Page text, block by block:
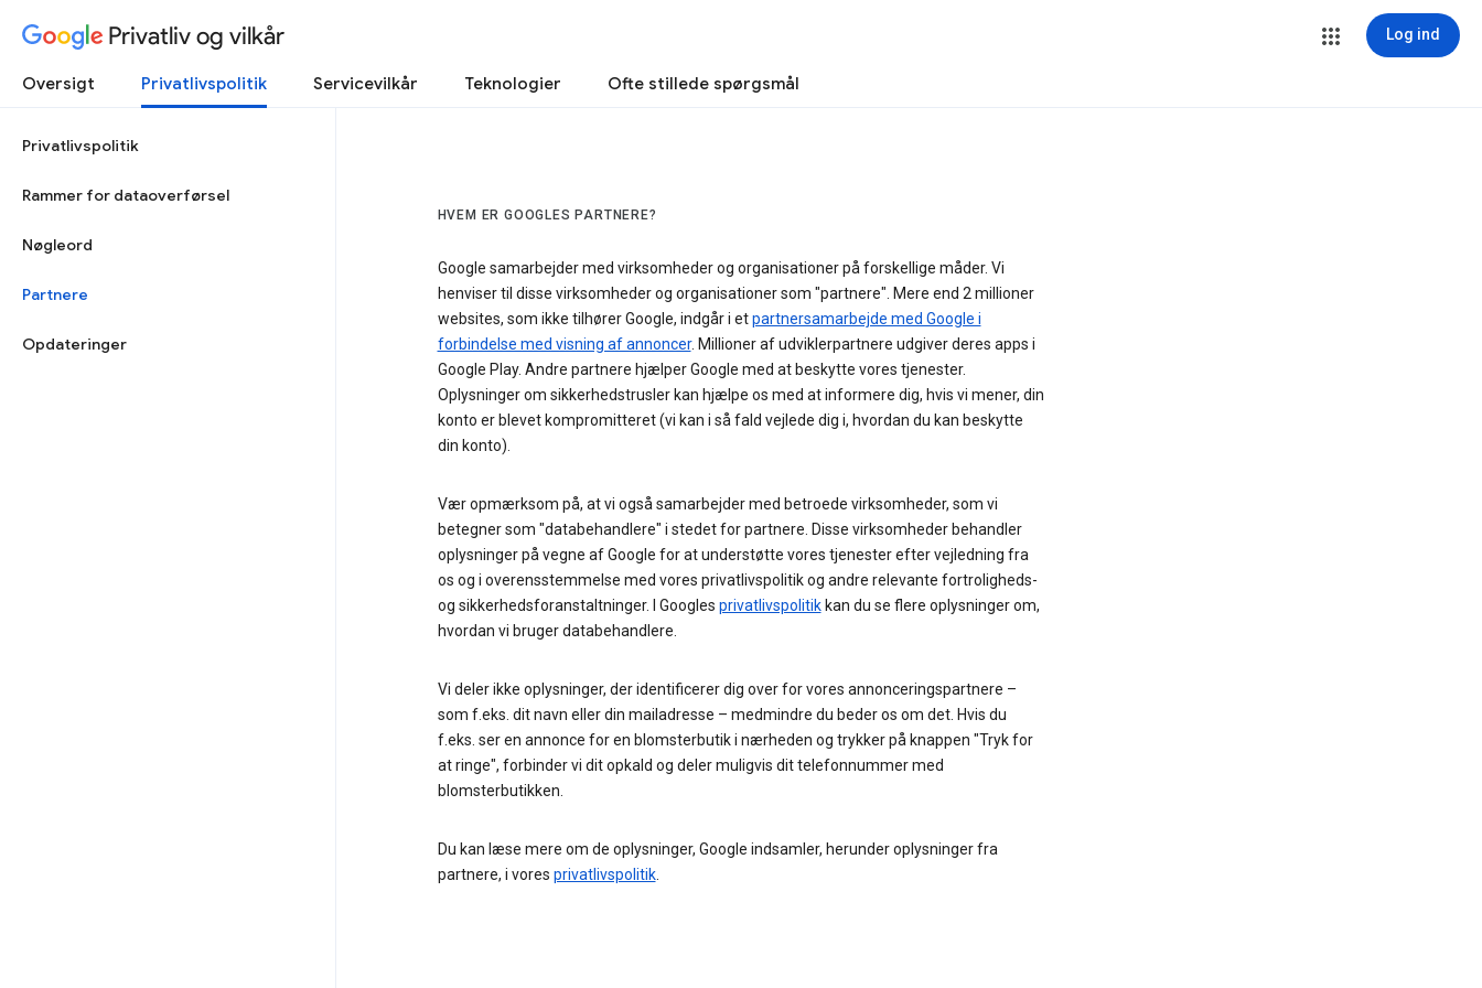
Privatliv og vilkår Log ind
Oversigt Privatlivspolitik Servicevilkår Teknologier Ofte stillede spørgsmål
Privatlivspolitik
Rammer for dataoverførsel
Nøgleord
Partnere
Opdateringer
HVEM ER GOOGLES PARTNERE?
Google samarbejder med virksomheder og organisationer på forskellige måder. Vi
henviser til disse virksomheder og organisationer som "partnere". Mere end 2 millioner
websites, som ikke tilhører Google, indgår i etpartnersamarbejde med Google i
forbindelse med visning af annoncer. Millioner af udviklerpartnere udgiver deres apps i
Google Play. Andre partnere hjælper Google med at beskytte vores tjenester.
Oplysninger om sikkerhedstrusler kan hjælpe os med at informere dig, hvis vi mener, din
konto er blevet kompromitteret (vi kan i så fald vejlede dig i, hvordan du kan beskytte
din konto).
Vær opmærksom på, at vi også samarbejder med betroede virksomheder, som vi
betegner som "databehandlere" i stedet for partnere. Disse virksomheder behandler
oplysninger på vegne af Google for at understøtte vores tjenester efter vejledning fra
os og i overensstemmelse med vores privatlivspolitik og andre relevante fortroligheds-
og sikkerhedsforanstaltninger. I Googles privatlivspolitikkan du se flere oplysninger om,
hvordan vi bruger databehandlere.
Vi deler ikke oplysninger, der identificerer dig over for vores annonceringspartnere –
som f.eks. dit navn eller din mailadresse – medmindre du beder os om det. Hvis du
f.eks. ser en annonce for en blomsterbutik i nærheden og trykker på knappen "Tryk for
at ringe", forbinder vi dit opkald og deler muligvis dit telefonnummer med
blomsterbutikken.
Du kan læse mere om de oplysninger, Google indsamler, herunder oplysninger fra
partnere, i vores privatlivspolitik.